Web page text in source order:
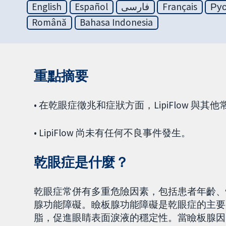
English Español فارسی Français
Română
Bahasa Indonesia
重點摘要
• 在乾眼症徵兆和症狀方面，LipiFlow 與其
• LipiFlow 尚未有任何不良事件發生。
乾眼症是什麼？
乾眼症常併有多重危險因素，包括患者年齡
腺功能障礙。瞼板腺功能障礙是乾眼症的主
脂，促進眼睛表面淚液的穩定性。當瞼板腺